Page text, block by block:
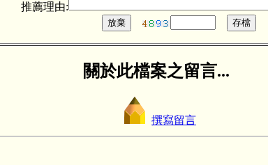
推薦理由:
關於此檔案之留言...
撰寫留言